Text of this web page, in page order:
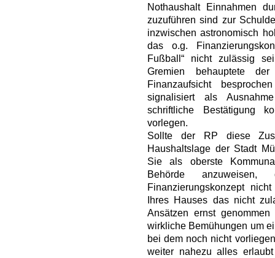
Nothaushalt Einnahmen
zuzuführen sind zur
inzwischen astronomisch
das o.g.
Fußball“ nicht zulässig
Gremien behauptete
Finanzaufsicht
signalisiert als
schriftliche Bestätigung
vorlegen.
Sollte der RP diese
Haushaltslage der Stadt
Sie als oberste
Behörde
Finanzierungskonzept
Ihres Hauses das nicht
Ansätzen ernst
wirkliche Bemühungen um
bei dem noch nicht
weiter nahezu alles